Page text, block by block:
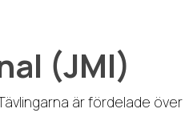
(JMI)
är fördelade